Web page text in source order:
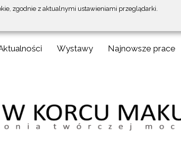
zgodnie z aktualnymi ustawieniami przeglądarki.
Wystawy Najnowsze prace